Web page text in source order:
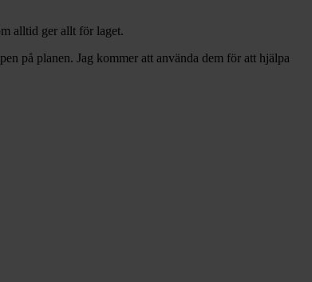
alltid ger allt för laget.
på planen. Jag kommer att använda dem för att hjälpa